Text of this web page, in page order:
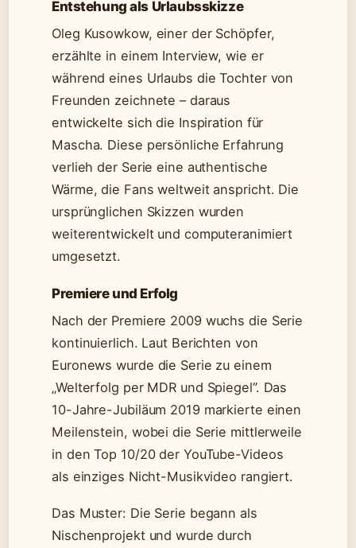
Entstehung als Urlaubsskizze
Oleg Kusowkow, einer der Schöpfer,
erzählte in einem Interview, wie er
während eines Urlaubs die Tochter von
Freunden zeichnete – daraus
entwickelte sich die Inspiration für
Mascha. Diese persönliche Erfahrung
verlieh der Serie eine authentische
Wärme, die Fans weltweit anspricht. Die
ursprünglichen Skizzen wurden
weiterentwickelt und computeranimiert
umgesetzt.
Premiere und Erfolg
Nach der Premiere 2009 wuchs die Serie
kontinuierlich. Laut Berichten von
Euronews wurde die Serie zu einem
„Welterfolg per MDR und Spiegel”. Das
10-Jahre-Jubiläum 2019 markierte einen
Meilenstein, wobei die Serie mittlerweile
in den Top 10/20 der YouTube-Videos
als einziges Nicht-Musikvideo rangiert.
Das Muster: Die Serie begann als
Nischenprojekt und wurde durch